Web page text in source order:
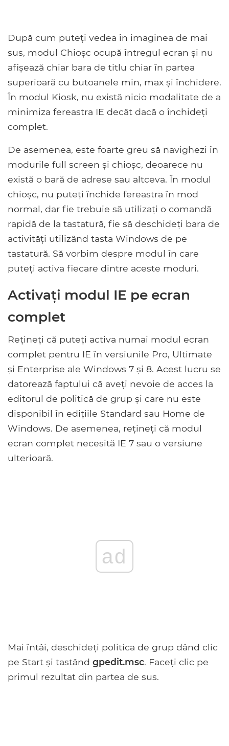
După cum puteți vedea în imaginea de mai
sus, modul Chioșc ocupă întregul ecran și nu
afișează chiar bara de titlu chiar în partea
superioară cu butoanele min, max și închidere.
În modul Kiosk, nu există nicio modalitate de a
minimiza fereastra IE decât dacă o închideți
complet.
De asemenea, este foarte greu să navighezi în
modurile full screen și chioșc, deoarece nu
există o bară de adrese sau altceva. În modul
chioșc, nu puteți închide fereastra în mod
normal, dar fie trebuie să utilizați o comandă
rapidă de la tastatură, fie să deschideți bara de
activități utilizând tasta Windows de pe
tastatură. Să vorbim despre modul în care
puteți activa fiecare dintre aceste moduri.
Activați modul IE pe ecran
complet
Rețineți că puteți activa numai modul ecran
complet pentru IE în versiunile Pro, Ultimate
și Enterprise ale Windows 7 și 8. Acest lucru se
datorează faptului că aveți nevoie de acces la
editorul de politică de grup și care nu este
disponibil în edițiile Standard sau Home de
Windows. De asemenea, rețineți că modul
ecran complet necesită IE 7 sau o versiune
ulterioară.
ad
Mai întâi, deschideți politica de grup dând clic
pe Start și tastând gpedit.msc. Faceți clic pe
primul rezultat din partea de sus.